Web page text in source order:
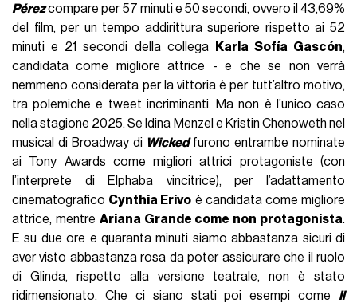
Pérezcompare per 57 minuti e 50 secondi, ovvero il 43,69%
del film, per un tempo addirittura superiore rispetto ai 52
minuti e 21 secondi della collega
Karla Sofía Gascón,
candidata come migliore attrice - e che se non verrà
nemmeno considerata per la vittoria è per tutt’altro motivo,
tra polemiche e tweet incriminanti. Ma non è l’unico caso
nella stagione 2025. Se Idina Menzel e Kristin Chenoweth nel
musical di Broadway di Wickedfurono entrambe nominate
ai Tony Awards come migliori attrici protagoniste (con
l’interprete di Elphaba vincitrice), per l’adattamento
cinematografico Cynthia Erivo è candidata come migliore
attrice, mentre Ariana Grande come non protagonista.
E su due ore e quaranta minuti siamo abbastanza sicuri di
aver visto abbastanza rosa da poter assicurare che il ruolo
di Glinda, rispetto alla versione teatrale, non è stato
ridimensionato. Che ci siano stati poi esempi come Il